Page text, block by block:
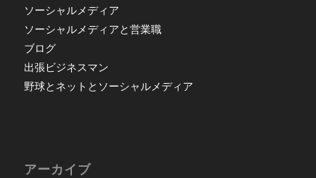
ソーシャルメディア
ソーシャルメディアと営業職
ブログ
出張ビジネスマン
野球とネットとソーシャルメディア
アーカイブ